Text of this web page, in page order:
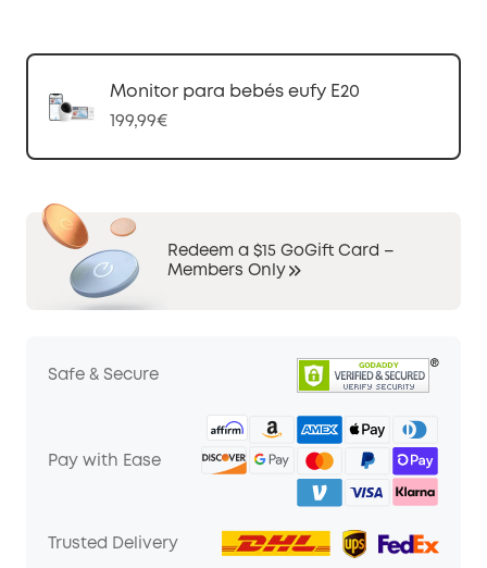
Monitor para bebés eufy E20
199,99€
Redeem a $15 GoGift Card –
Members Only
Safe & Secure
Pay with Ease
Trusted Delivery